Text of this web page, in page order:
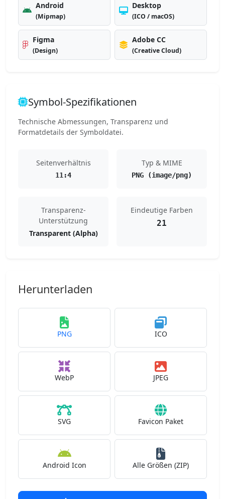
Android
(Mipmap)
Desktop
(ICO / macOS)
Figma
(Design)
Adobe CC
(Creative Cloud)
Symbol-Spezifikationen
Technische Abmessungen, Transparenz und
Formatdetails der Symboldatei.
Seitenverhältnis
11:4
Typ & MIME
PNG (image/png)
Transparenz-
Unterstützung
Transparent (Alpha)
Eindeutige Farben
21
Herunterladen
PNG ICO
WebP JPEG
SVG Favicon Paket
Android Icon Alle Größen (ZIP)